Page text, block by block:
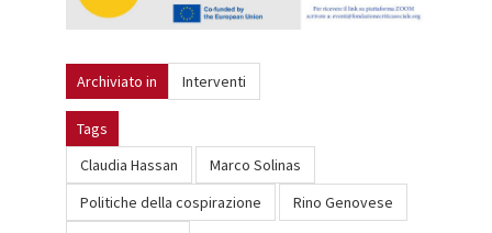
Archiviato in Interventi
Tags
Claudia Hassan
Marco Solinas
Politiche della cospirazione
Rino Genovese